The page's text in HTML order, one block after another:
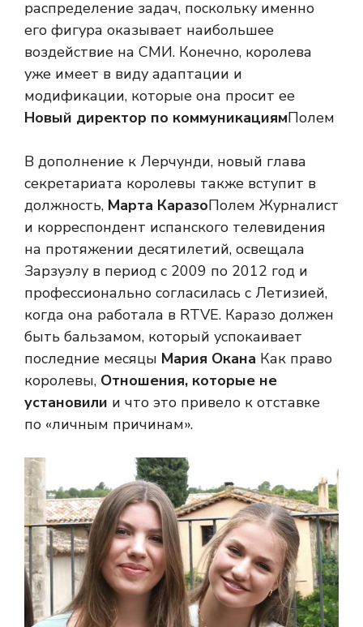
распределение задач, поскольку именно
его фигура оказывает наибольшее
воздействие на СМИ. Конечно, королева
уже имеет в виду адаптации и
модификации, которые она просит ее
Новый директор по коммуникациямПолем
В дополнение к Лерчунди, новый глава
секретариата королевы также вступит в
должность, Марта КаразоПолем Журналист
и корреспондент испанского телевидения
на протяжении десятилетий, освещала
Зарзуэлу в период с 2009 по 2012 год и
профессионально согласилась с Летизией,
когда она работала в RTVE. Каразо должен
быть бальзамом, который успокаивает
последние месяцы Мария Окана Как право
королевы, Отношения, которые не
установили и что это привело к отставке
по «личным причинам».